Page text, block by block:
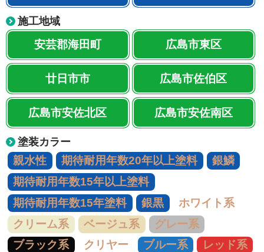
施工地域
安芸郡海田町 広島市東区
廿日市市 広島市佐伯区
広島市安佐北区 広島市安佐南区
塗装カラー
親水性 期待耐用年数20年以上塗料
銀鱗
期待耐用年数15年以上塗料
期待耐用年数15年塗料
銀黒
ホワイト系
クリーム系
ベージュ系
グレー系
ブラック系
クリヤー ブルー系
レッド系